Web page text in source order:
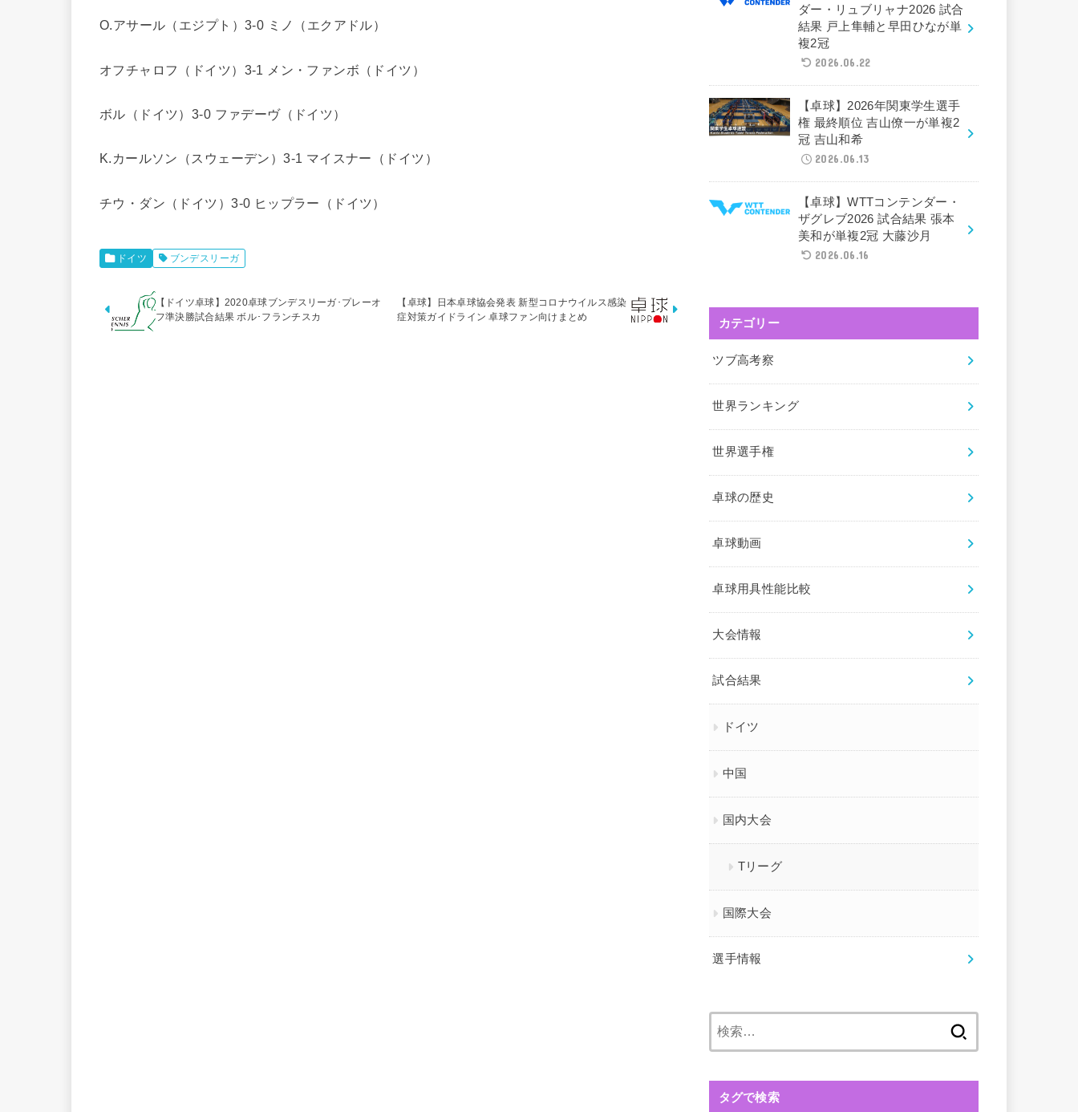
O.アサール（エジプト）3-0 ミノ（エクアドル）
オフチャロフ（ドイツ）3-1 メン・ファンボ（ドイツ）
ボル（ドイツ）3-0 ファデーヴ（ドイツ）
K.カールソン（スウェーデン）3-1 マイスナー（ドイツ）
チウ・ダン（ドイツ）3-0 ヒップラー（ドイツ）
ドイツ ブンデスリーガ
【ドイツ卓球】2020卓球ブンデスリーガ･プレーオ
フ準決勝試合結果 ボル･フランチスカ
【卓球】日本卓球協会発表 新型コロナウイルス感染
症対策ガイドライン 卓球ファン向けまとめ
ダー・リュブリャナ2026 試合
結果 戸上隼輔と早田ひなが単
複2冠
2026.06.22
【卓球】2026年関東学生選手
権 最終順位 吉山僚一が単複2
冠 吉山和希
2026.06.13
【卓球】WTTコンテンダー・
ザグレブ2026 試合結果 張本
美和が単複2冠 大藤沙月
2026.06.16
カテゴリー
ツブ高考察
世界ランキング
世界選手権
卓球の歴史
卓球動画
卓球用具性能比較
大会情報
試合結果
ドイツ
中国
国内大会
Tリーグ
国際大会
選手情報
タグで検索